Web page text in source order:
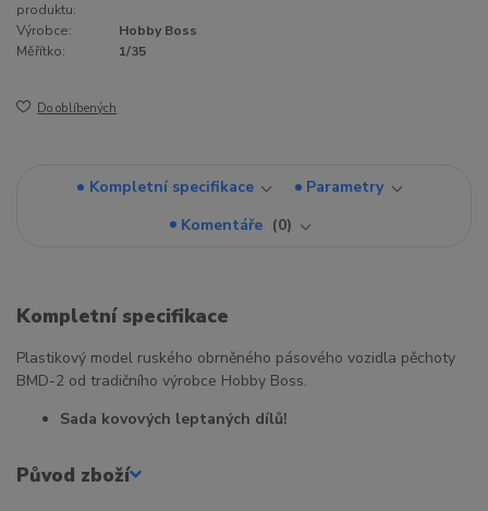
produktu:
Výrobce:
Hobby Boss
Měřítko:
1/35
Do oblíbených
Kompletní specifikace
Parametry
Komentáře
0
Kompletní specifikace
Plastikový model ruského obrněného pásového vozidla pěchoty
BMD-2 od tradičního výrobce Hobby Boss.
Sada kovových leptaných dílů!
Původ zboží